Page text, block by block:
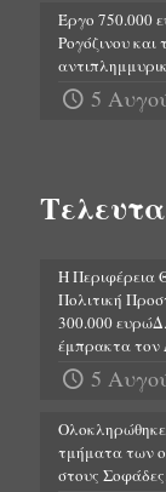
Έργο 750.000
Ρογόζινου
5
Η Περιφέρεια
Πολιτική
300.000
έμπρακτα
5
τμήματα των
στους